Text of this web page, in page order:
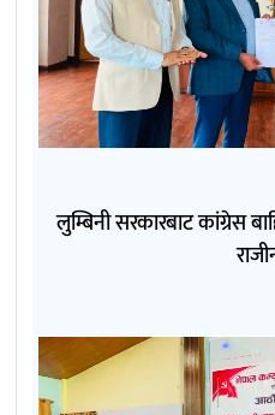
लुम्बिनी सरकारबाट कांग्रेस